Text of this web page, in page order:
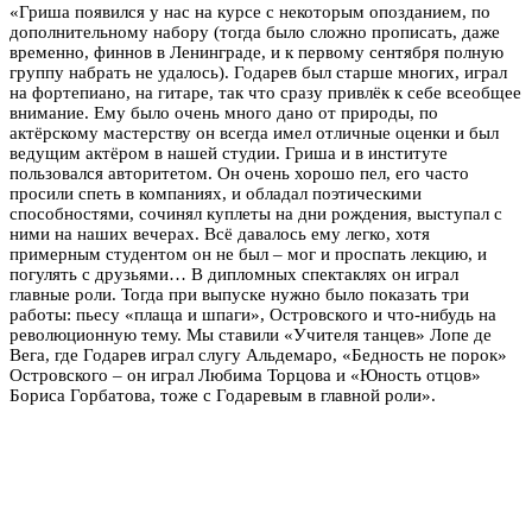
«Гриша появился у нас на курсе с некоторым опозданием, по
дополнительному набору (тогда было сложно прописать, даже
временно, финнов в Ленинграде, и к первому сентября полную
группу набрать не удалось). Годарев был старше многих, играл
на фортепиано, на гитаре, так что сразу привлёк к себе всеобщее
внимание. Ему было очень много дано от природы, по
актёрскому мастерству он всегда имел отличные оценки и был
ведущим актёром в нашей студии. Гриша и в институте
пользовался авторитетом. Он очень хорошо пел, его часто
просили спеть в компаниях, и обладал поэтическими
способностями, сочинял куплеты на дни рождения, выступал с
ними на наших вечерах. Всё давалось ему легко, хотя
примерным студентом он не был – мог и проспать лекцию, и
погулять с друзьями… В дипломных спектаклях он играл
главные роли. Тогда при выпуске нужно было показать три
работы: пьесу «плаща и шпаги», Островского и что-нибудь на
революционную тему. Мы ставили «Учителя танцев» Лопе де
Вега, где Годарев играл слугу Альдемаро, «Бедность не порок»
Островского – он играл Любима Торцова и «Юность отцов»
Бориса Горбатова, тоже с Годаревым в главной роли».